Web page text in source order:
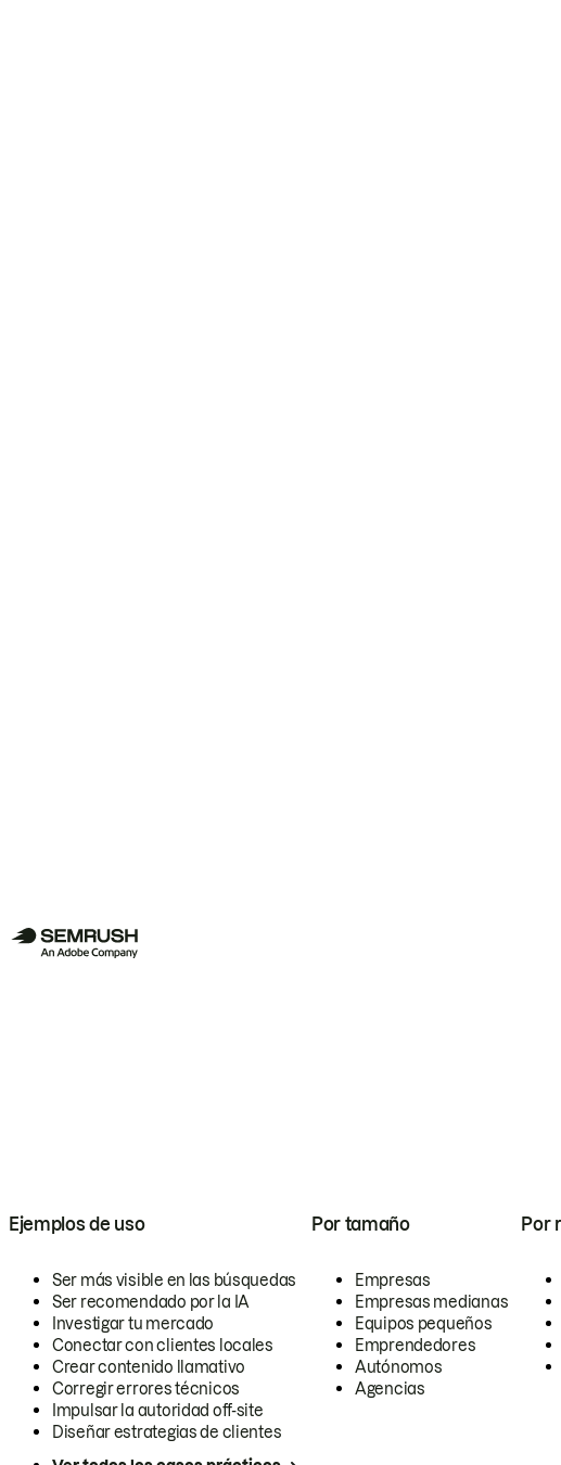
Ejemplos de uso
Ser más visible en las búsquedas
Ser recomendado por la IA
Investigar tu mercado
Conectar con clientes locales
Crear contenido llamativo
Corregir errores técnicos
Impulsar la autoridad off-site
Diseñar estrategias de clientes
Por tamaño
Empresas
Empresas medianas
Equipos pequeños
Emprendedores
Autónomos
Agencias
Por